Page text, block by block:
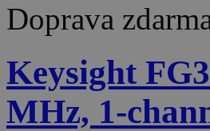
Doprava
Keysight
MHz, 1-